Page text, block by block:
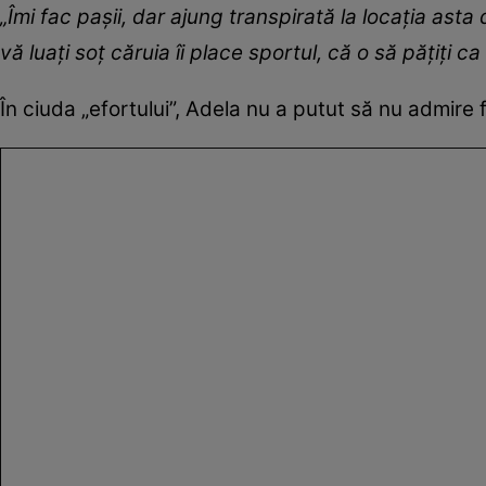
„Îmi fac pașii, dar ajung transpirată la locația
vă luați soț căruia îi place sportul, că o să pățiți ca
În ciuda „efortului”, Adela nu a putut să nu